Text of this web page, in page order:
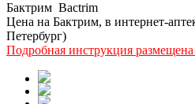
Бактрим Bactrim
Цена на Бактрим, в интернет-
Петербург)
Подробная инструкция